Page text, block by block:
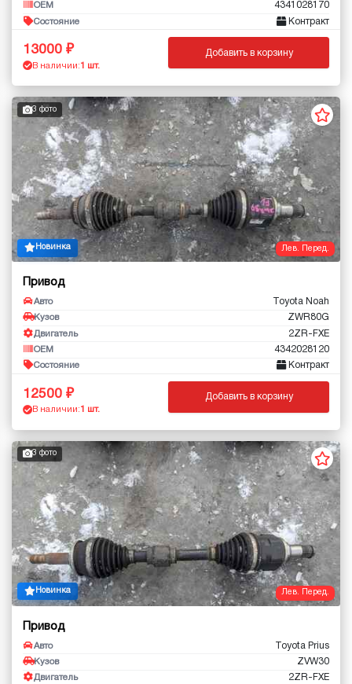
OEM 4341028170
Состояние Контракт
13000
В наличии: 1 шт.
Добавить в корзину
Лев. Перед.
3 фото
Новинка
Привод
Авто Toyota Noah
Кузов ZWR80G
Двигатель 2ZR-FXE
OEM 4342028120
Состояние Контракт
12500
В наличии: 1 шт.
Добавить в корзину
Лев. Перед.
3 фото
Новинка
Привод
Авто Toyota Prius
Кузов ZVW30
Двигатель 2ZR-FXE